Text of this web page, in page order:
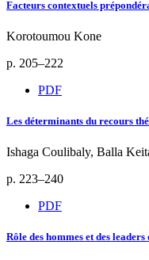
Facteurs contextuels
Korotoumou Kone
p. 205–222
PDF
Les déterminants du recours
Ishaga Coulibaly, Balla
p. 223–240
PDF
Rôle des hommes et des